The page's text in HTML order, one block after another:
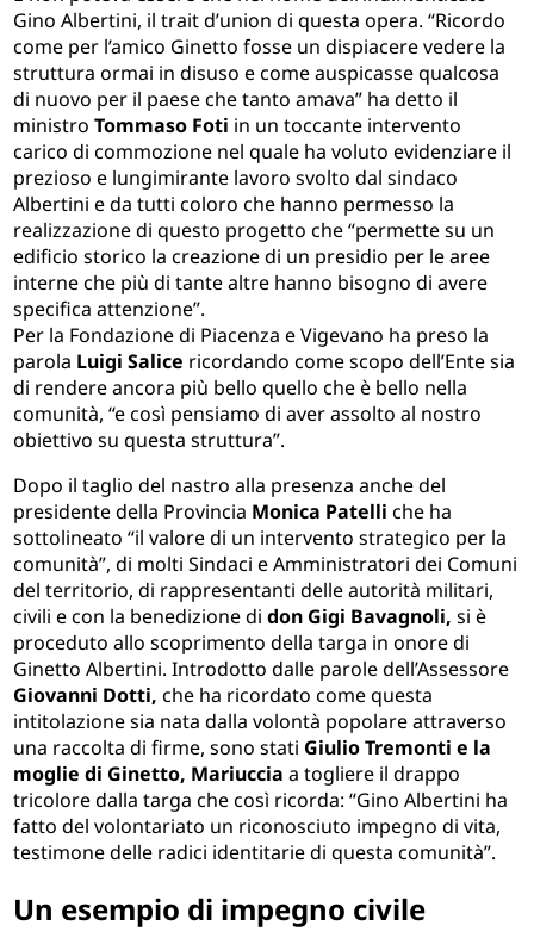
Gino Albertini, il trait d’union di questa opera. “Ricordo
come per l’amico Ginetto fosse un dispiacere vedere la
struttura ormai in disuso e come auspicasse qualcosa
di nuovo per il paese che tanto amava” ha detto il
ministroTommaso Foti in un toccante intervento
carico di commozione nel quale ha voluto evidenziare il
prezioso e lungimirante lavoro svolto dal sindaco
Albertini e da tutti coloro che hanno permesso la
realizzazione di questo progetto che “permette su un
edificio storico la creazione di un presidio per le aree
interne che più di tante altre hanno bisogno di avere
specifica attenzione”.
Per la Fondazione di Piacenza e Vigevano ha preso la
parola Luigi Salice ricordando come scopo dell’Ente sia
di rendere ancora più bello quello che è bello nella
comunità, “e così pensiamo di aver assolto al nostro
obiettivo su questa struttura”.
Dopo il taglio del nastro alla presenza anche del
presidente della Provincia Monica Patelli che ha
sottolineato “il valore di un intervento strategico per la
comunità”, di molti Sindaci e Amministratori dei Comuni
del territorio, di rappresentanti delle autorità militari,
civili e con la benedizione didon Gigi Bavagnoli, si è
proceduto allo scoprimento della targa in onore di
Ginetto Albertini. Introdotto dalle parole dell’Assessore
Giovanni Dotti, che ha ricordato come questa
intitolazione sia nata dalla volontà popolare attraverso
una raccolta di firme, sono stati Giulio Tremonti e la
moglie di Ginetto, Mariuccia a togliere il drappo
tricolore dalla targa che così ricorda: “Gino Albertini ha
fatto del volontariato un riconosciuto impegno di vita,
testimone delle radici identitarie di questa comunità”.
Un esempio di impegno civile